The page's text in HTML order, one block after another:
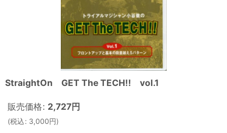
StraightOn GET The TECH!! vol.1
販売価格: 2,727円
(税込: 3,000円)